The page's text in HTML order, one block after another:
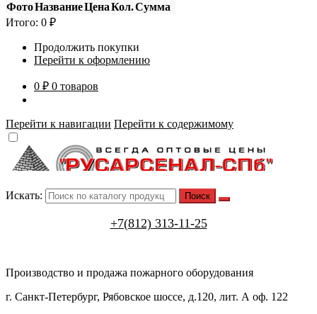
ФотоНазваниеЦенаКол.Сумма
Итого: 0 ₽
Продолжить покупки
Перейти к оформлению
0 ₽ 0 товаров
Перейти к навигации Перейти к содержимому
Искать:
+7(812) 313-11-25
Производство и продажа пожарного оборудования
г. Санкт-Петербург, Рябовское шоссе, д.120, лит. А оф. 122